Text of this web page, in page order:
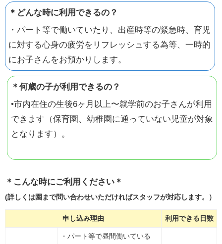
＊どんな時に利用できるの？
・パート等で働いていたり、出産時等の緊急時、育児
に対する心身の疲労をリフレッシュする為等、一時的
にお子さんをお預かりします。
＊何歳の子が利用できるの？
•市内在住の生後6ヶ月以上〜就学前のお子さんが利用
できます（保育園、幼稚園に通っていない児童が対象
となります）。
＊こんな時にご利用ください＊
(詳しくは園まで問い合わせいただければスタッフが対応します。）
申し込み理由 利用できる日数
・パート等で昼間働いている